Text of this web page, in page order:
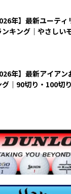
年】最新ユーテ
ンキング｜やさしい
年】最新アイア
グ｜90切り・100切